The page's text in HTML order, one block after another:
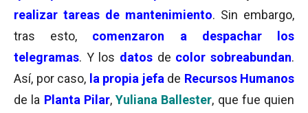
realizar tareas de mantenimiento. Sin embargo,
tras esto, comenzaron a despachar los
telegramas. Y los datos de color sobreabundan.
Así, por caso, la propia jefa de Recursos Humanos
de la Planta Pilar, Yuliana Ballester, que fue quien